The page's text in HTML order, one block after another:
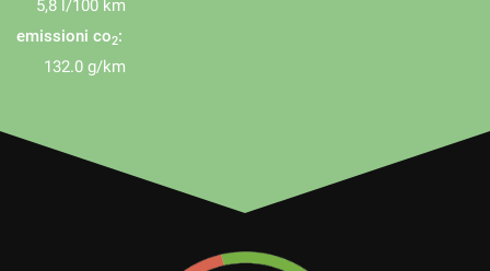
5,8 l/100 km
emissioni co2:
132.0 g/km